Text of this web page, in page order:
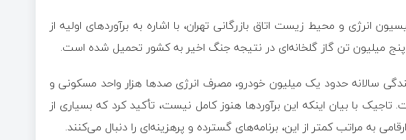
و محیط زیست اتاق بازرگانی تهران، با اشاره به برآورد‌های اولیه از
میلیون تن گاز گلخانه‌ای در نتیجه جنگ اخیر به کشور تحمیل شده است.
سالانه حدود یک میلیون خودرو، مصرف انرژی صد‌ها هزار واحد مسکونی و
با بیان اینکه این برآورد‌ها هنوز کامل نیست، تأکید کرد که بسیاری از
به مراتب کمتر از این، برنامه‌های گسترده و پرهزینه‌ای را دنبال می‌کنند.